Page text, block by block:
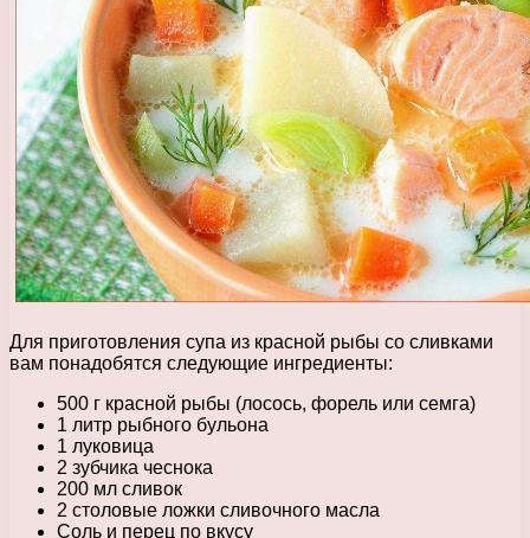
Для приготовления супа из красной рыбы со сливками
вам понадобятся следующие ингредиенты:
500 г красной рыбы (лосось, форель или семга)
1 литр рыбного бульона
1 луковица
2 зубчика чеснока
200 мл сливок
2 столовые ложки сливочного масла
Соль и перец по вкусу